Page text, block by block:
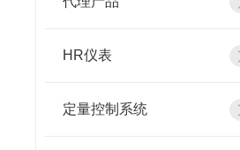
HR仪表
定量控制系统